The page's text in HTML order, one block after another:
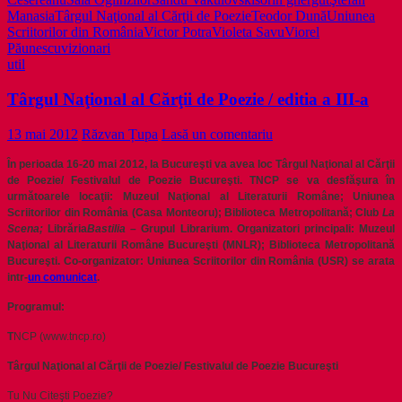
si
ce
credeti
ManasiaTârgul Naţional al Cărţii de PoezieTeodor DunăUniunea
Scriitorilor din RomâniaVictor PotraVioleta SavuViorel
Păunescuvizionari
util
Târgul Naţional al Cărţii de Poezie / editia a III-a
13 mai 2012 Răzvan Țupa Lasă un comentariu
În perioada 16-20 mai 2012, la Bucureşti va avea loc Târgul Naţional al Cărţii
de Poezie/ Festivalul de Poezie Bucureşti. TNCP se va desfăşura în
următoarele locaţii: Muzeul Naţional al Literaturii Române; Uniunea
Scriitorilor din România (Casa Monteoru); Biblioteca Metropolitană; Club La
Scena;LibrăriaBastilia–Grupul Librarium. Organizatori principali: Muzeul
Naţional al Literaturii Române Bucureşti (MNLR); Biblioteca Metropolitană
Bucureşti. Co-organizator: Uniunea Scriitorilor din România (USR) se arata
intr-un comunicat.
Programul:
TNCP (www.tncp.ro)
Târgul Naţional al Cărţii de Poezie/ Festivalul de Poezie Bucureşti
Tu Nu Citeşti Poezie?